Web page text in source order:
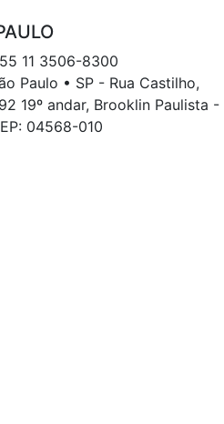
11 3506-8300
Paulo • SP - Rua Castilho,
19º andar, Brooklin Paulista -
04568-010